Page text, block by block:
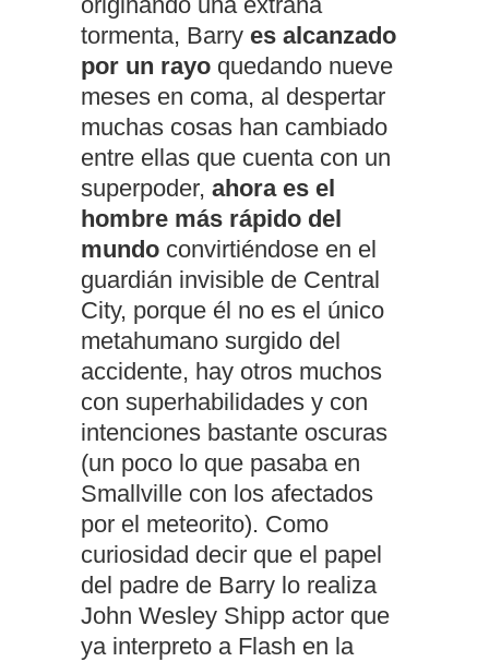
tormenta, Barry es alcanzado
por un rayo quedando nueve
meses en coma, al despertar
muchas cosas han cambiado
entre ellas que cuenta con un
superpoder, ahora es el
hombre más rápido del
mundo convirtiéndose en el
guardián invisible de Central
City, porque él no es el único
metahumano surgido del
accidente, hay otros muchos
con superhabilidades y con
intenciones bastante oscuras
(un poco lo que pasaba en
Smallville con los afectados
por el meteorito). Como
curiosidad decir que el papel
del padre de Barry lo realiza
John Wesley Shipp actor que
ya interpreto a Flash en la